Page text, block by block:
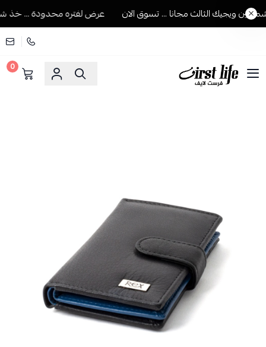
ويجيك الثالث مجانا ... تسوق الان عرض لفتره محدودة ... خذ
فرست لايف للمستلزمات الرجالية
0